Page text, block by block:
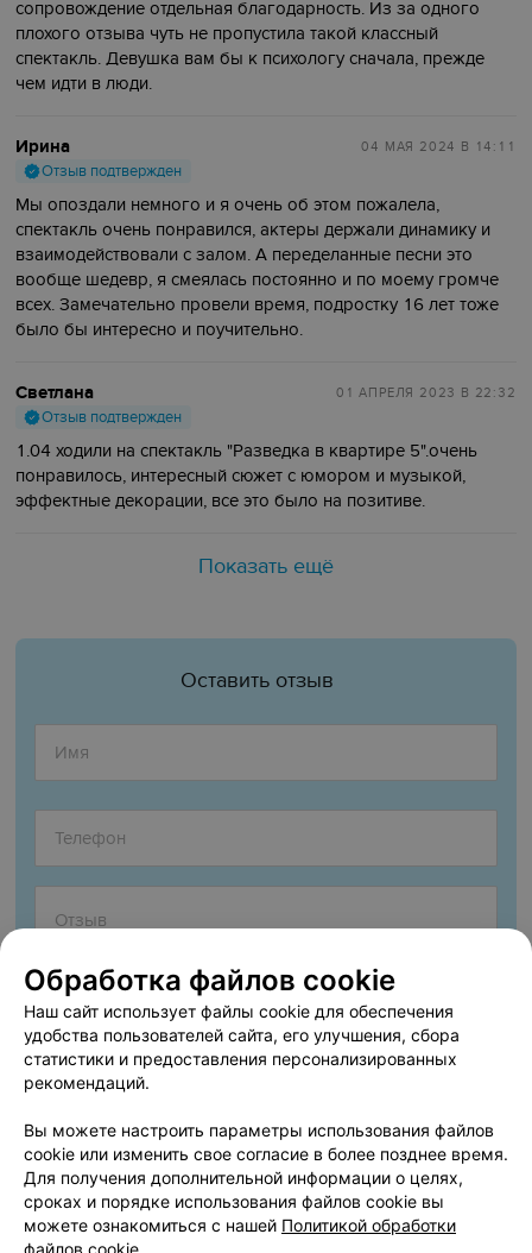
сопровождение отдельная благодарность. Из за одного
плохого отзыва чуть не пропустила такой классный
спектакль. Девушка вам бы к психологу сначала, прежде
чем идти в люди.
Ирина
Отзыв подтвержден
04 МАЯ 2024 В 14:11
Мы опоздали немного и я очень об этом пожалела,
спектакль очень понравился, актеры держали динамику и
взаимодействовали с залом. А переделанные песни это
вообще шедевр, я смеялась постоянно и по моему громче
всех. Замечательно провели время, подростку 16 лет тоже
было бы интересно и поучительно.
Светлана
Отзыв подтвержден
01 АПРЕЛЯ 2023 В 22:32
1.04 ходили на спектакль "Разведка в квартире 5".очень
понравилось, интересный сюжет с юмором и музыкой,
эффектные декорации, все это было на позитиве.
Показать ещё
Оставить отзыв
Согласен опубликовать отзыв. Подробнее об
прав
Добавить отзыв
Обработка файлов cookie
Наш сайт использует файлы cookie для обеспечения
удобства пользователей сайта, его улучшения, сбора
статистики и предоставления персонализированных
рекомендаций.
Вы можете настроить параметры использования файлов
cookie или изменить свое согласие в более позднее время.
Для получения дополнительной информации о целях,
сроках и порядке использования файлов cookie вы
можете ознакомиться с нашей Политикой обработки
файлов cookie